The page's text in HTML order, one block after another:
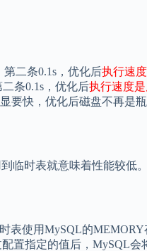
二条0.1s，优化后执行速
条0.1s，优化后执行速度
快，优化后磁盘不再是瓶
临时表就意味着性能较低。
表使用MySQL的
置指定的值后，MySQL会